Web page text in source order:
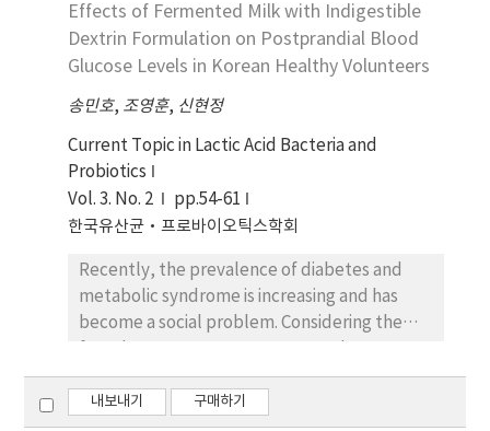
decreased levels of cortisol (p<0.05) on d 7
and 14, TNF-α on d 3 (p<0.05) and d 7
(p<0.10), TGF- β on d 2 (p<0.05) and d 7
weaning compared with CON group.
Consequently, inclusion of multi-enzyme in
diets for weaned pigs improved gut health
and modulated immune responses of
weaned pigs.
treatments were a typical diet based on corn
and soybean meal (CON) and CON with 0.1%
multi-enzyme (Multi; mixture of β-
β-glucanase, and pectinase). Pigs were fed
their respective diets for 6 wk.
Measurements were growth performance,
morphology of ileum, apparent ileal
digestibility and apparent total tract
and energy of weaned pigs. There were no
significant differences on growth
performance during overall experimental
morphology of ileum and nutrient
digestibility between CON and Multi groups.
Effects of Fermented Milk with Indigestible
Dextrin Formulation on Postprandial Blood
Glucose Levels in Korean Healthy Volunteers
송민호, 조영훈, 신현정
Current Topic in Lactic Acid Bacteria and
Probiotics
Vol. 3. No. 2
pp.54-61
한국유산균·프로바이오틱스학회
Recently, the prevalence of diabetes and
metabolic syndrome is increasing and has
become a social problem. Considering the
fermented milk, this study was performed to
determine the positive effect of fermented
내보내기 구매하기